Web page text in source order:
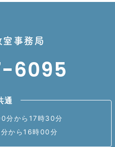
室事務局
6095
通
分から17時30分
から16時00分